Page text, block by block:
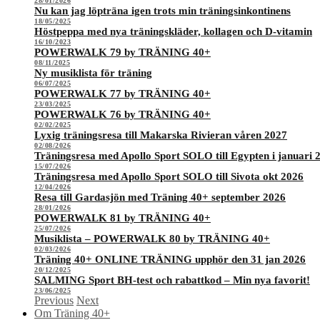
Nu kan jag löpträna igen trots min träningsinkontinens
18/05/2025
Höstpeppa med nya träningskläder, kollagen och D-vitamin
16/10/2023
POWERWALK 79 by TRÄNING 40+
08/11/2025
Ny musiklista för träning
06/07/2025
POWERWALK 77 by TRÄNING 40+
23/03/2025
POWERWALK 76 by TRÄNING 40+
02/02/2025
Lyxig träningsresa till Makarska Rivieran våren 2027
02/08/2026
Träningsresa med Apollo Sport SOLO till Egypten i januari
15/07/2026
Träningsresa med Apollo Sport SOLO till Sivota okt 2026
12/04/2026
Resa till Gardasjön med Träning 40+ september 2026
28/01/2026
POWERWALK 81 by TRÄNING 40+
25/07/2026
Musiklista – POWERWALK 80 by TRÄNING 40+
02/03/2026
Träning 40+ ONLINE TRÄNING upphör den 31 jan 2026
20/12/2025
SALMING Sport BH-test och rabattkod – Min nya favorit!
23/06/2025
Previous Next
Om Träning 40+